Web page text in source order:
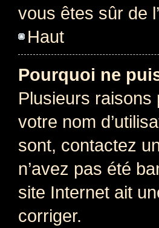
vous êtes sûr de
Haut
Pourquoi ne
Plusieurs raisons
votre nom
sont, contactez
n’avez pas été
site Internet ait
corriger.